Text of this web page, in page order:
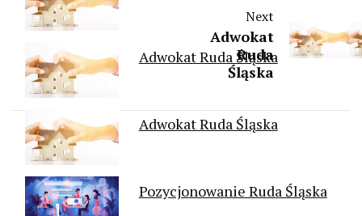
Adwokat Ruda Śląska
Adwokat Ruda Śląska
Pozycjonowanie Ruda Śląska
Next
Adwokat
Ruda
Śląska